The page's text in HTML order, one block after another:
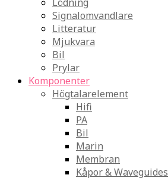
Signalomvandlare
Litteratur
Mjukvara
Bil
Prylar
Komponenter
Högtalarelement
Hifi
PA
Bil
Marin
Membran
Kåpor & Waveguides